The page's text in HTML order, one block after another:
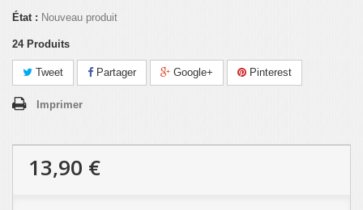
État : Nouveau produit
24 Produits
Tweet Partager Google+ Pinterest
Imprimer
13,90 €